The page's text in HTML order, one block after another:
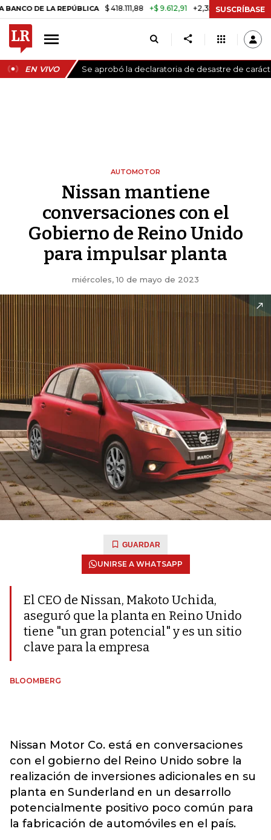
LA REPÚBLICA $ 418.111,88 +$ 9.612,91 +2,35% TASA DE USURA
SUSCRÍBASE
EN VIVO Se aprobó la declaratoria de desastre de
AUTOMOTOR
Nissan mantiene
conversaciones con el
Gobierno de Reino Unido
para impulsar planta
miércoles, 10 de mayo de 2023
GUARDAR
UNIRSE A WHATSAPP
El CEO de Nissan, Makoto Uchida,
aseguró que la planta en Reino Unido
tiene "un gran potencial" y es un sitio
clave para la empresa
BLOOMBERG
Nissan Motor Co. está en conversaciones
con el gobierno del Reino Unido sobre la
realización de inversiones adicionales en su
planta en Sunderland en un desarrollo
potencialmente positivo poco común para
la fabricación de automóviles en el país.